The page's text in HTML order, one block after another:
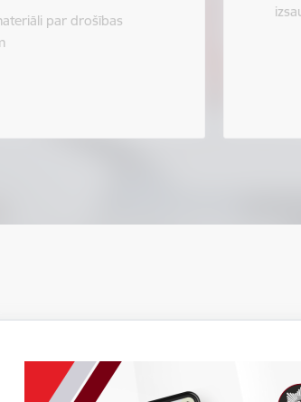
par drošības